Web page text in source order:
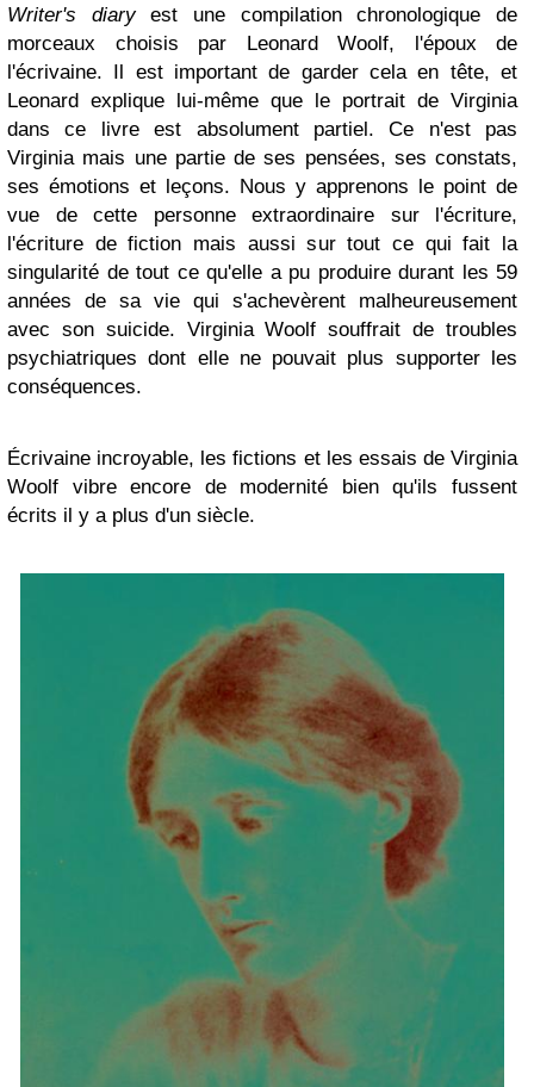
Writer's diaryest une compilation chronologique de
morceaux choisis par Leonard Woolf, l'époux de
l'écrivaine. Il est important de garder cela en tête, et
Leonard explique lui-même que le portrait de Virginia
dans ce livre est absolument partiel. Ce n'est pas
Virginia mais une partie de ses pensées, ses constats,
ses émotions et leçons. Nous y apprenons le point de
vue de cette personne extraordinaire sur l'écriture,
l'écriture de fiction mais aussi sur tout ce qui fait la
singularité de tout ce qu'elle a pu produire durant les 59
années de sa vie qui s'achevèrent malheureusement
avec son suicide. Virginia Woolf souffrait de troubles
psychiatriques dont elle ne pouvait plus supporter les
conséquences.
Écrivaine incroyable, les fictions et les essais de Virginia
Woolf vibre encore de modernité bien qu'ils fussent
écrits il y a plus d'un siècle.